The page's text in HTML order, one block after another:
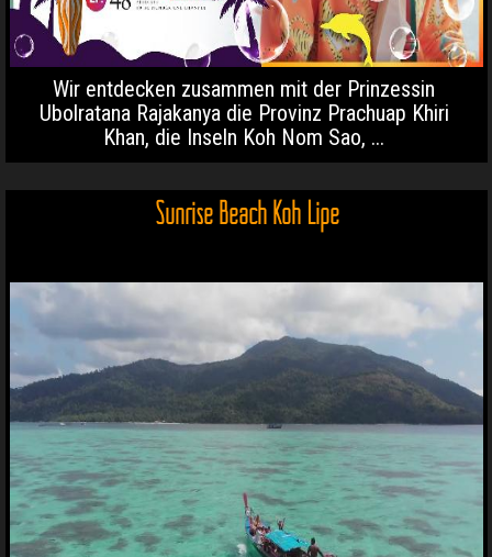
Wir entdecken zusammen mit der Prinzessin
Ubolratana Rajakanya die Provinz Prachuap Khiri
Khan, die Inseln Koh Nom Sao, ...
Sunrise Beach Koh Lipe